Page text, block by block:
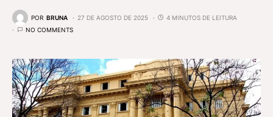
POR BRUNA 27 DE AGOSTO DE 2025
4 MINUTOS DE LEITURA
NO COMMENTS